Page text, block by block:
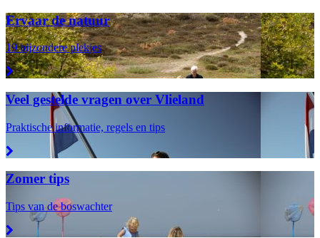
Ervaar de natuur
19 bijzondere plekjes
Veel gestelde vragen over Vlieland
Praktische informatie, regels en tips
Zomer tips
Tips van de boswachter